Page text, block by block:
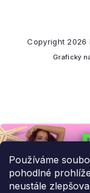
Používáme
pohodlné
neustále
Copyright 2026
Grafický
Budeme vám